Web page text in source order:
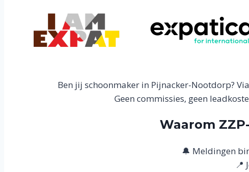
Ben jij schoonmaker in Pijnacker-Nootdorp?
Geen commissies, geen
Waarom
🔔 Meldingen
📍